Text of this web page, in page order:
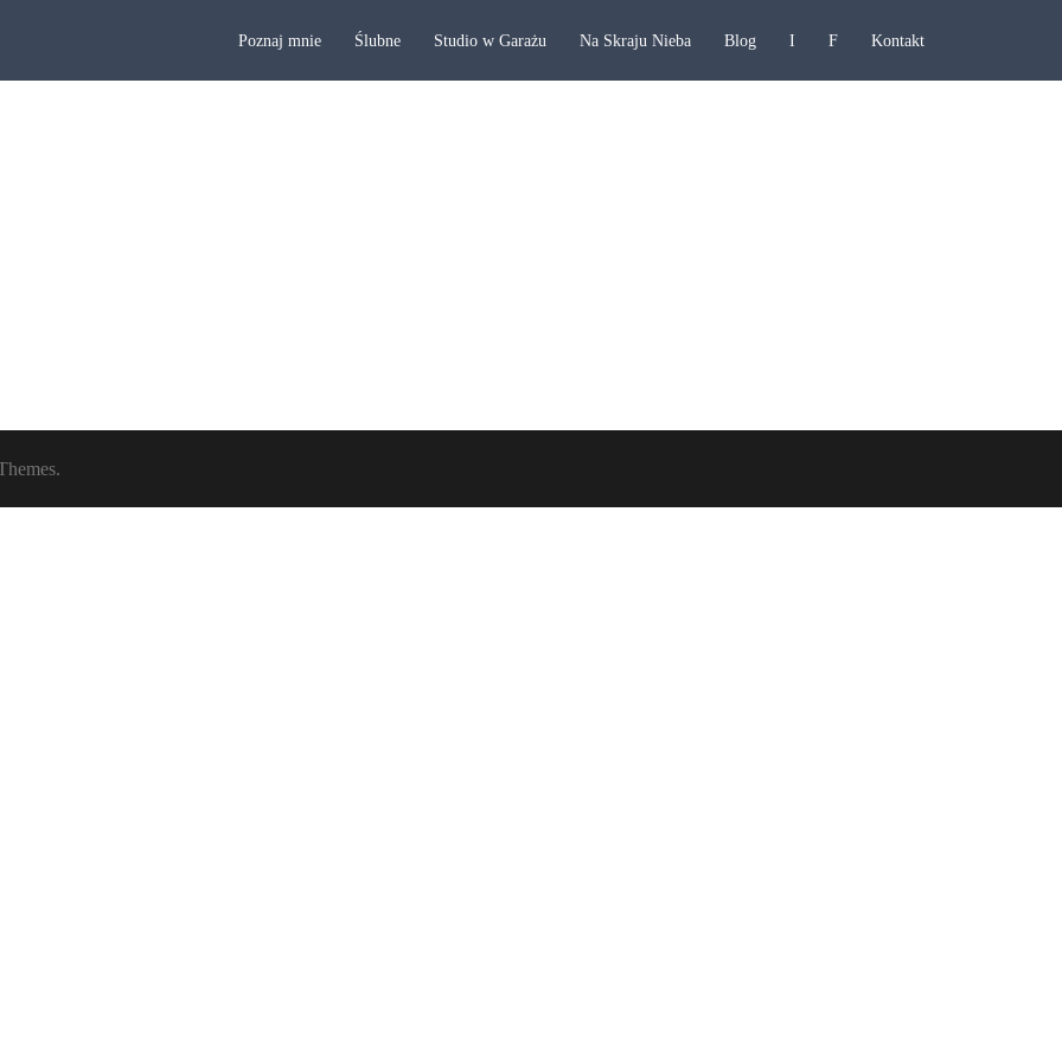
Poznaj mnie Ślubne Studio w Garażu Na Skraju Nieba Blog I F Kontakt